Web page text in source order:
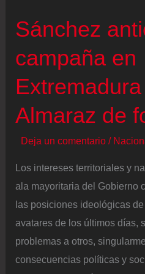
respaldan
a
candidatos
en
el
final
de
campaña
para
las
elecciones
de
Sánchez
campaña en
Almaraz de
Deja un comentario /
Los intereses territoriales y
ala mayoritaria del Gobierno
las posiciones ideológicas
avatares de los últimos días,
problemas a otros,
consecuencias políticas y